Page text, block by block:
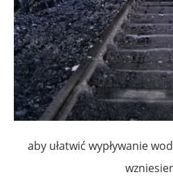
aby ułatwić wypływanie